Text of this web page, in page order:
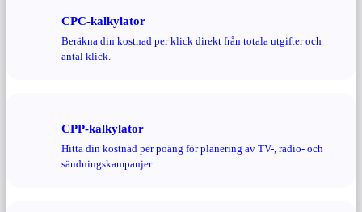
CPC-kalkylator
Beräkna din kostnad per klick direkt från totala utgifter och
antal klick.
CPP-kalkylator
Hitta din kostnad per poäng för planering av TV-, radio- och
sändningskampanjer.